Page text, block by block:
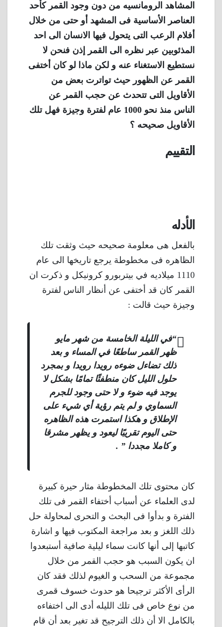
المشاهد الرومانسيه من دون وجود القمر كأحد
العناصر الأساسية فى المشهد أو حتى من خلال
أفلام الرعب التى يتحول فيها الانسان الى احد
المذئوبين عبر نظره الى القمر إذن فنحن لا
نستطيع الاستغناء عنه و لكن ماذا لو كان أختفى
القمر عن الظهور حيث تواترت بعض من
الأقاويل التى تتحدث عن حجب القمر عن
الناس منذ نحو 1000 عام لفترة وجيزة فهل تلك
الأقاويل صحيحه ؟
التقييم
الأدله
بالفعل هى معلومة صحيحه حيث وثقت تلك
الظاهره فى مخطوطة يرجع تاريخها الى عام
1110 ميلاديه في بيتربورو كرونيكل و ذكرت ان
القمر كان قد أختفى عن أنظار الناس لفترة
وجيزة حيث قالت :
“في الليلة الخامسة من شهر مايو
ظهر القمر ساطعًا في المساء و بعد
ذلك تضاءل ضوءه رويدا رويدا و بمجرد
حلول الليل كان منطفئًا تمامًا بشكل لا
يوجد فيه ضوء و لا حتى وجود للجرم
السماوي و لم يتم رؤية أي شيء على
الإطلاق و هكذا استمرت هذه الظاهره
حتى اليوم تقريبًا ليعود و يظهر مشرقا
و كاملا مجددا ” .
كان محتوى تلك المخطوطة مثار حيرة كبيرة
لدى العلماء عن أسباب أختفاء القمر فى تلك
الفترة و بدأوا فى البحث و التحرى لمحاولة حل
ذلك اللغز و بعد مراجعة المكتوب فيها و اشارة
كاتبها إلى أنها كانت سماء ليلية صافية أستبعدوا
ان يكون السبب هو حجب القمر من خلال
مجموعة من السحب و الغيوم لذلك فقد كان
الرأى الأكثر ترجيحا هو حدوث خسوف قمرى
من نوع خاص فى تلك الليله أدى الى اختفاءه
بالكامل الا أن ذلك الترجيح قد تغير بعد أن قام